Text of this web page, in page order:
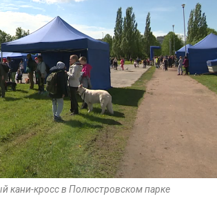
кани-кросс в Полюстровском парке